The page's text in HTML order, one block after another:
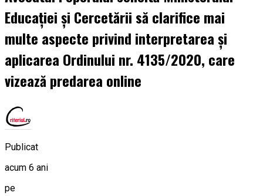
Educației și Cercetării să clarifice mai
multe aspecte privind interpretarea și
aplicarea Ordinului nr. 4135/2020, care
vizează predarea online
Publicat
acum 6 ani
pe